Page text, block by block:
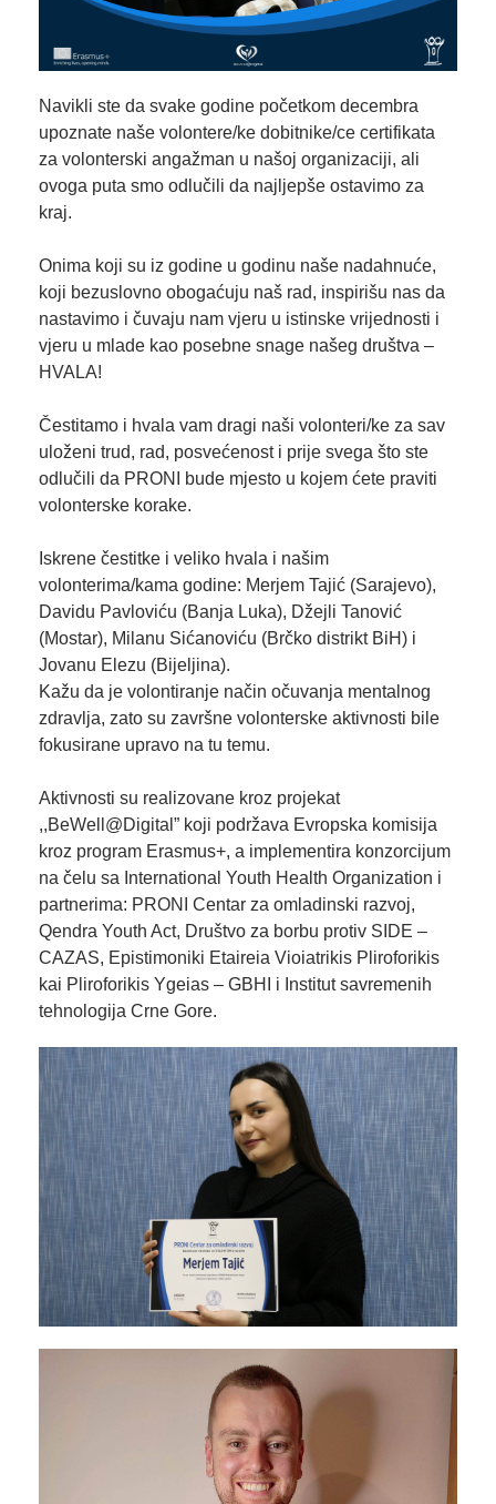
Navikli ste da svake godine početkom decembra
upoznate naše volontere/ke dobitnike/ce certifikata
za volonterski angažman u našoj organizaciji, ali
ovoga puta smo odlučili da najljepše ostavimo za
kraj.
Onima koji su iz godine u godinu naše nadahnuće,
koji bezuslovno obogaćuju naš rad, inspirišu nas da
nastavimo i čuvaju nam vjeru u istinske vrijednosti i
vjeru u mlade kao posebne snage našeg društva –
HVALA!
Čestitamo i hvala vam dragi naši volonteri/ke za sav
uloženi trud, rad, posvećenost i prije svega što ste
odlučili da PRONI bude mjesto u kojem ćete praviti
volonterske korake.
Iskrene čestitke i veliko hvala i našim
volonterima/kama godine: Merjem Tajić (Sarajevo),
Davidu Pavloviću (Banja Luka), Džejli Tanović
(Mostar), Milanu Sićanoviću (Brčko distrikt BiH) i
Jovanu Elezu (Bijeljina).
Kažu da je volontiranje način očuvanja mentalnog
zdravlja, zato su završne volonterske aktivnosti bile
fokusirane upravo na tu temu.
Aktivnosti su realizovane kroz projekat
,,BeWell@Digital” koji podržava Evropska komisija
kroz program Erasmus+, a implementira konzorcijum
na čelu sa International Youth Health Organization i
partnerima: PRONI Centar za omladinski razvoj,
Qendra Youth Act, Društvo za borbu protiv SIDE –
CAZAS, Epistimoniki Etaireia Vioiatrikis Pliroforikis
kai Pliroforikis Ygeias – GBHI i Institut savremenih
tehnologija Crne Gore.